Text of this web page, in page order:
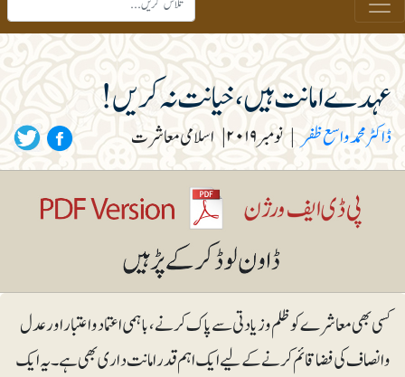
عہدے امانت ہیں، خیانت نہ کریں!
ڈاکٹر محمد واسع ظفر | نومبر ۲۰۱۹ | اسلامی معاشرت
کسی بھی معاشرے کو ظلم و زیادتی سے پاک کرنے، باہمی اعتماد و اعتبار اور عدل
و انصاف کی فضا قائم کرنے کے لیے ایک اہم قدر امانت داری بھی ہے۔ یہ ایک